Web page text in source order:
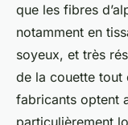
que les fibres
notamment en
soyeux, et très
de la couette tout
fabricants optent
particulièrement